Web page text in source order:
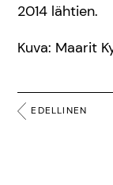
2014 lähtien.
Kuva: Maarit
EDELLINEN